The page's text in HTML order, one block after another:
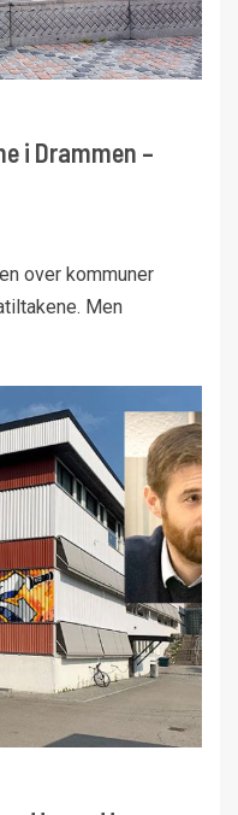
i Drammen –
over kommuner
Men